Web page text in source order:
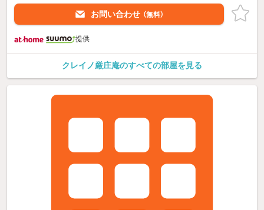
お問い合わせ （無料）
提供
クレイノ厳庄庵のすべての部屋を見る